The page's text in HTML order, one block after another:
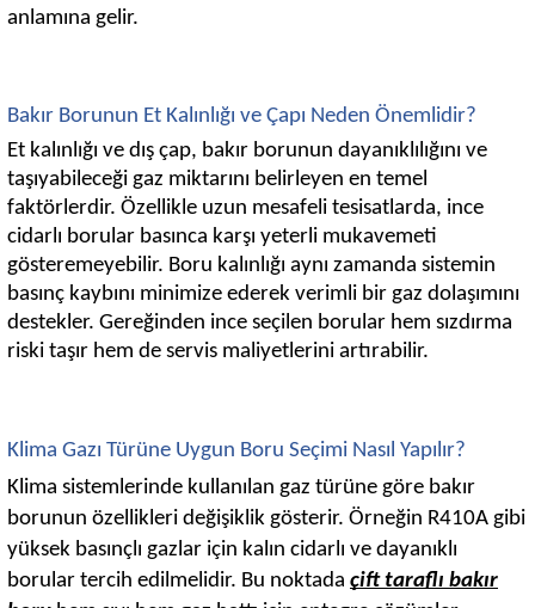
anlamına gelir.
Bakır Borunun Et Kalınlığı ve Çapı Neden Önemlidir?
Et kalınlığı ve dış çap, bakır borunun dayanıklılığını ve
taşıyabileceği gaz miktarını belirleyen en temel
faktörlerdir. Özellikle uzun mesafeli tesisatlarda, ince
cidarlı borular basınca karşı yeterli mukavemeti
gösteremeyebilir. Boru kalınlığı aynı zamanda sistemin
basınç kaybını minimize ederek verimli bir gaz dolaşımını
destekler. Gereğinden ince seçilen borular hem sızdırma
riski taşır hem de servis maliyetlerini artırabilir.
Klima Gazı Türüne Uygun Boru Seçimi Nasıl Yapılır?
Klima sistemlerinde kullanılan gaz türüne göre bakır
borunun özellikleri değişiklik gösterir. Örneğin R410A gibi
yüksek basınçlı gazlar için kalın cidarlı ve dayanıklı
borular tercih edilmelidir. Bu noktada çift taraflı bakır